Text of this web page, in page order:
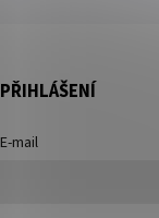
PŘIHLÁŠENÍ
E-mail